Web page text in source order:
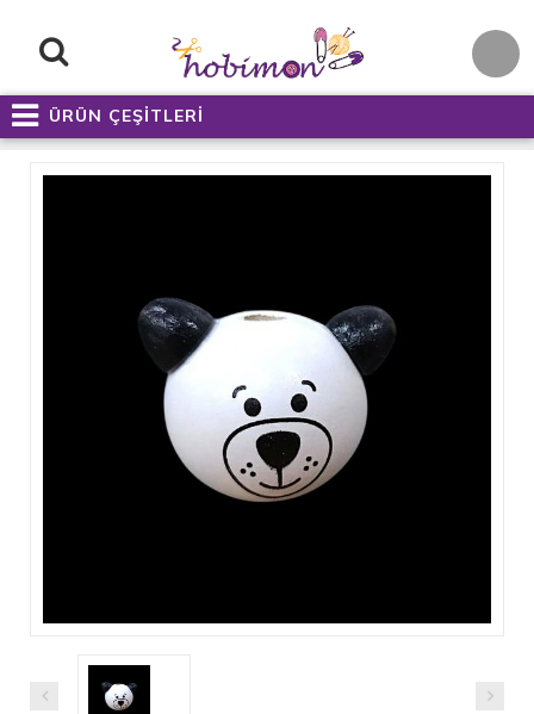
ÜRÜN ÇEŞİTLERİ